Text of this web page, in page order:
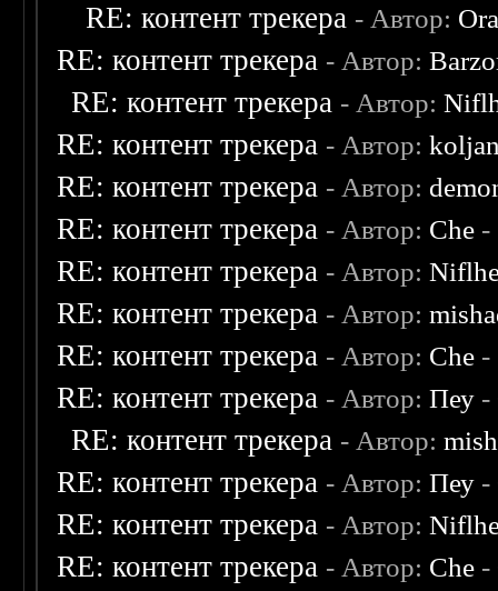
RE: контент трекера - Автор:
RE: контент трекера - Автор:
RE: контент трекера - Автор:
RE: контент трекера - Автор:
RE: контент трекера - Автор:
RE: контент трекера - Автор: Che -
RE: контент трекера - Автор:
RE: контент трекера - Автор:
RE: контент трекера - Автор: Che -
RE: контент трекера - Автор:Пеу -
RE: контент трекера - Автор:
RE: контент трекера - Автор:Пеу -
RE: контент трекера - Автор:
RE: контент трекера - Автор: Che -